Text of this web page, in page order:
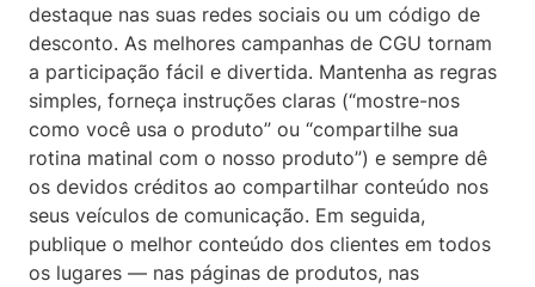
destaque nas suas redes sociais ou um código de
desconto. As melhores campanhas de CGU tornam
a participação fácil e divertida. Mantenha as regras
simples, forneça instruções claras (“mostre-nos
como você usa o produto” ou “compartilhe sua
rotina matinal com o nosso produto”) e sempre dê
os devidos créditos ao compartilhar conteúdo nos
seus veículos de comunicação. Em seguida,
publique o melhor conteúdo dos clientes em todos
os lugares — nas páginas de produtos, nas